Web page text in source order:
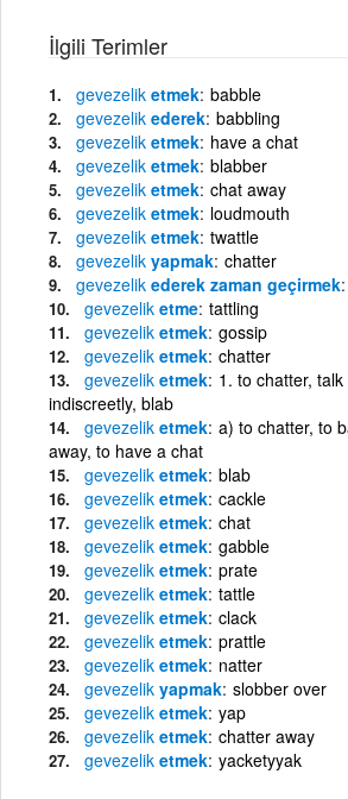
İlgili Terimler
gevezelik etmek babble
gevezelik ederek babbling
gevezelik etmek have a chat
gevezelik etmek blabber
gevezelik etmek chat away
gevezelik etmek loudmouth
gevezelik etmek twattle
gevezelik yapmak chatter
gevezelik ederek zaman geçirmek
gevezelik etme tattling
gevezelik etmek gossip
gevezelik etmek chatter
gevezelik etmek 1. to chatter,
indiscreetly, blab
gevezelik etmek a) to chatter, to
away, to have a chat
gevezelik etmek blab
gevezelik etmek cackle
gevezelik etmek chat
gevezelik etmek gabble
gevezelik etmek prate
gevezelik etmek tattle
gevezelik etmek clack
gevezelik etmek prattle
gevezelik etmek natter
gevezelik yapmak slobber over
gevezelik etmek yap
gevezelik etmek chatter away
gevezelik etmek yacketyyak